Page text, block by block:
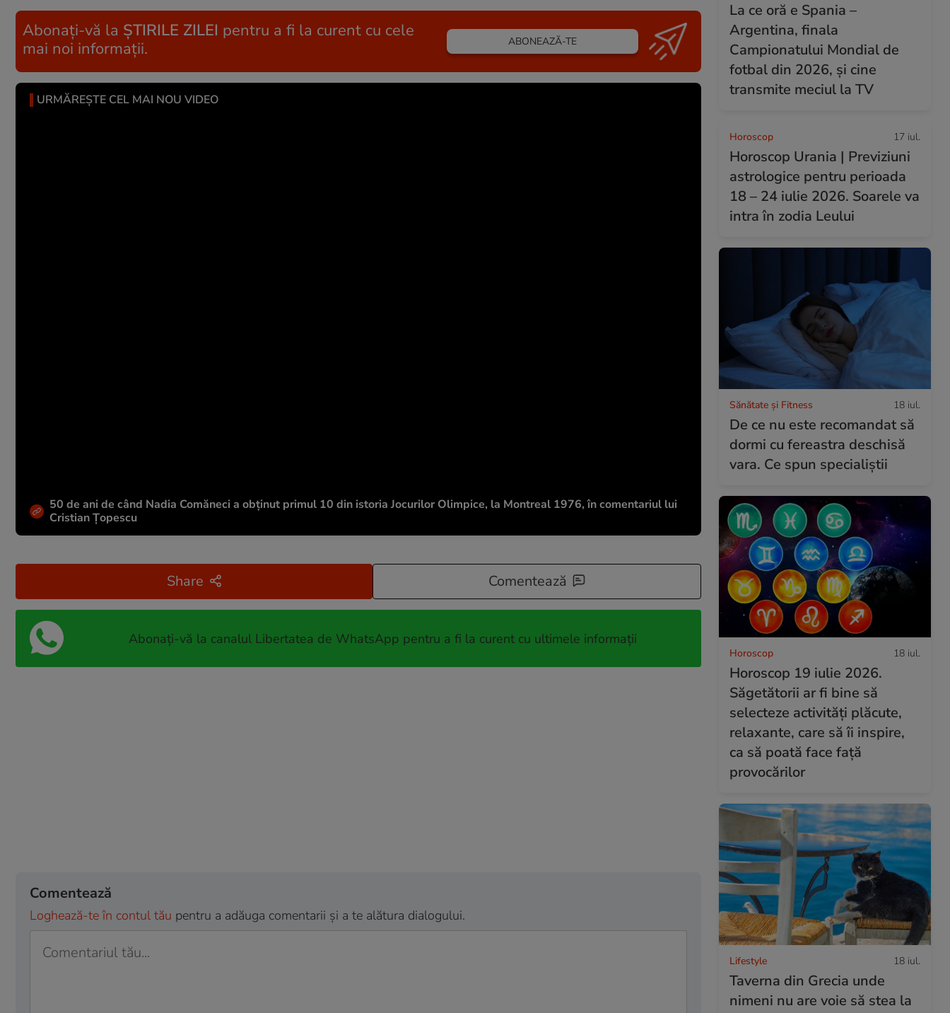
Abonați-vă la ȘTIRILE ZILEI pentru a fi la curent cu cele
mai noi informații.
ABONEAZĂ-TE
URMĂREȘTE CEL MAI NOU VIDEO
50 de ani de când Nadia Comăneci a obţinut primul 10 din istoria Jocurilor Olimpice, la Montreal 1976, în comentariul lui
Cristian Țopescu
Share Comentează
Abonați-vă la canalul Libertatea de WhatsApp pentru a fi la curent cu ultimele informații
Comentează
Loghează-te în contul tău pentru a adăuga comentarii și a te alătura dialogului.
La ce oră e Spania –
Argentina, finala
Campionatului Mondial de
fotbal din 2026, și cine
transmite meciul la TV
Horoscop 17 iul.
Horoscop Urania | Previziuni
astrologice pentru perioada
18 – 24 iulie 2026. Soarele va
intra în zodia Leului
Sănătate și Fitness 18 iul.
De ce nu este recomandat să
dormi cu fereastra deschisă
vara. Ce spun specialiștii
Horoscop 18 iul.
Horoscop 19 iulie 2026.
Săgetătorii ar fi bine să
selecteze activități plăcute,
relaxante, care să îi inspire,
ca să poată face față
provocărilor
Lifestyle 18 iul.
Taverna din Grecia unde
nimeni nu are voie să stea la